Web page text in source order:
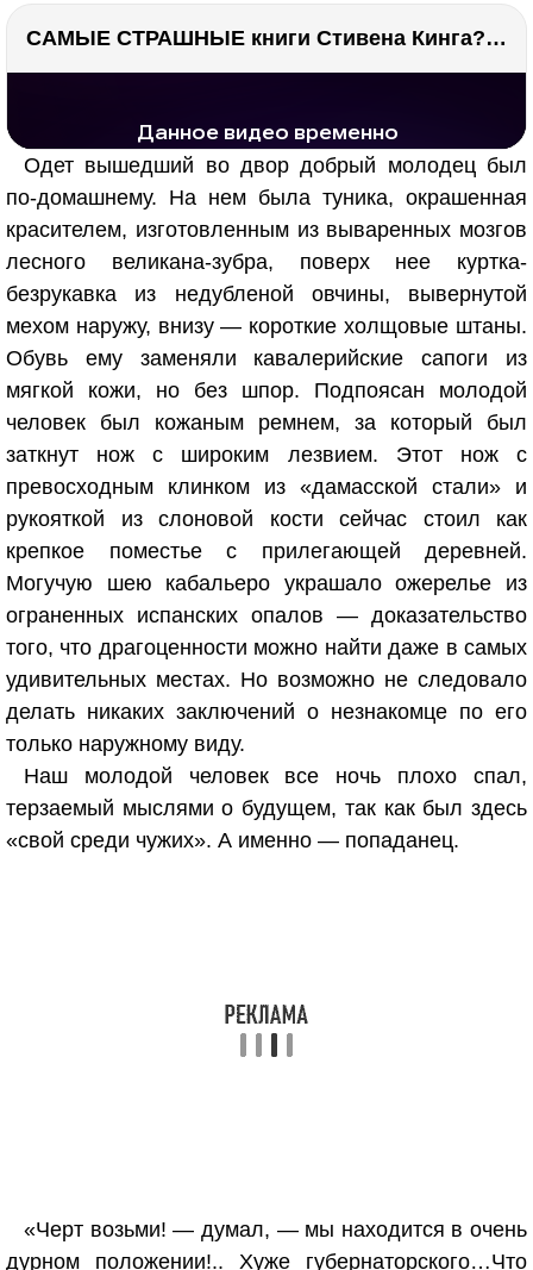
САМЫЕ СТРАШНЫЕ книги Стивена Кинга???
Одет вышедший во двор добрый молодец был
по-домашнему. На нем была туника, окрашенная
красителем, изготовленным из вываренных мозгов
лесного великана-зубра, поверх нее куртка-
безрукавка из недубленой овчины, вывернутой
мехом наружу, внизу — короткие холщовые штаны.
Обувь ему заменяли кавалерийские сапоги из
мягкой кожи, но без шпор. Подпоясан молодой
человек был кожаным ремнем, за который был
заткнут нож с широким лезвием. Этот нож с
превосходным клинком из «дамасской стали» и
рукояткой из слоновой кости сейчас стоил как
крепкое поместье с прилегающей деревней.
Могучую шею кабальеро украшало ожерелье из
ограненных испанских опалов — доказательство
того, что драгоценности можно найти даже в самых
удивительных местах. Но возможно не следовало
делать никаких заключений о незнакомце по его
только наружному виду.
Наш молодой человек все ночь плохо спал,
терзаемый мыслями о будущем, так как был здесь
«свой среди чужих». А именно — попаданец.
«Черт возьми! — думал, — мы находится в очень
дурном положении!.. Хуже губернаторского…Что